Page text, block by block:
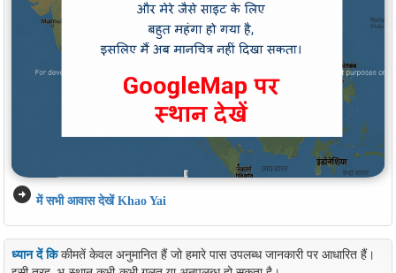
arrow_circle_right में सभी आवास देखें Khao Yai
ध्यान दें किकीमतें केवल अनुमानित हैं जो हमारे पास उपलब्ध जानकारी पर आधारित हैं।